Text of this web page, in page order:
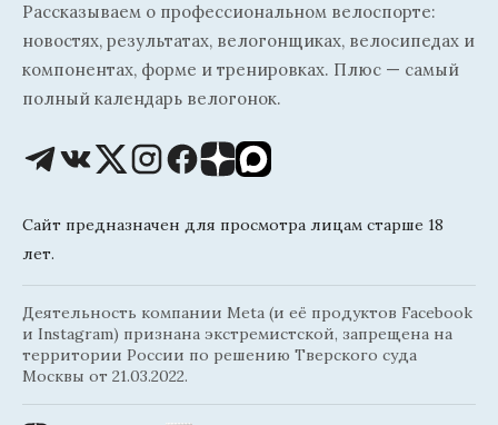
Рассказываем о профессиональном велоспорте:
новостях, результатах, велогонщиках, велосипедах и
компонентах, форме и тренировках. Плюс — самый
полный календарь велогонок.
Сайт предназначен для просмотра лицам старше 18
лет.
Деятельность компании Meta (и её продуктов Facebook
и Instagram) признана экстремистской, запрещена на
территории России по решению Тверского суда
Москвы от 21.03.2022.